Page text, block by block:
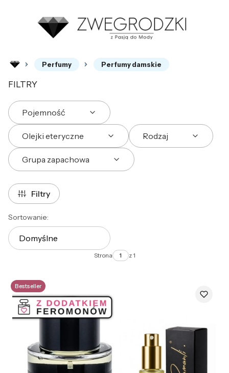
Perfumy Perfumy damskie
FILTRY
Pojemność
Olejki eteryczne Rodzaj
Grupa zapachowa
Koniec filtrów
Filtry
Lista produktów
Sortowanie:
Domyślne
Strona z 1
Bestseller